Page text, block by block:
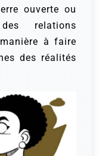
ouverte ou
relations
à faire
des réalités